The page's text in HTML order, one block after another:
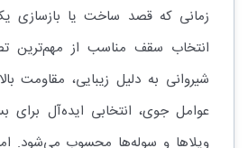
زمانی که قصد ساخت یا بازسازی
انتخاب سقف مناسب از
شیروانی به دلیل زیبایی، مقاومت
عوامل جوی، انتخابی ایده‌آل برای
ویلاها و سوله‌ها محسوب می‌شود.